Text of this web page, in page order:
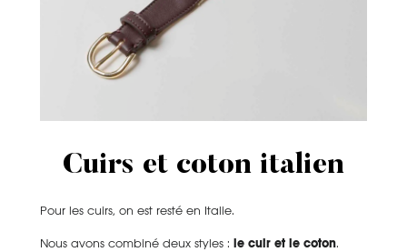
Cuirs et coton italien
Pour les cuirs, on est resté en Italie.
Nous avons combiné deux styles :le cuir et le coton.